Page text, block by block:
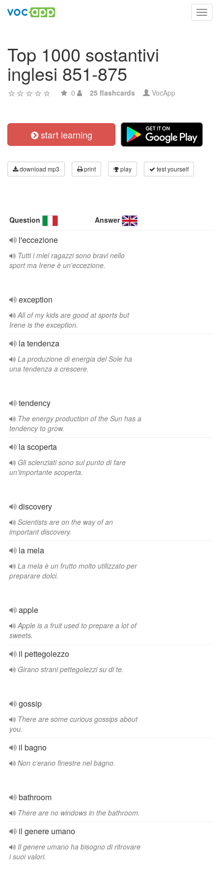
Top 1000 sostantivi
inglesi 851-875
0 25 flashcards VocApp
start learning
download mp3 print play test yourself
Question Answer
l'eccezione
Tutti i miei ragazzi sono bravi nello
sport ma Irene è un'eccezione.
exception
All of my kids are good at sports but
Irene is the exception.
la tendenza
La produzione di energia del Sole ha
una tendenza a crescere.
tendency
The energy production of the Sun has a
tendency to grow.
la scoperta
Gli scienziati sono sul punto di fare
un'importante scoperta.
discovery
Scientists are on the way of an
important discovery.
la mela
La mela è un frutto molto utilizzato per
preparare dolci.
apple
Apple is a fruit used to prepare a lot of
sweets.
il pettegolezzo
Girano strani pettegolezzi su di te.
gossip
There are some curious gossips about
you.
il bagno
Non c'erano finestre nel bagno.
bathroom
There are no windows in the bathroom.
il genere umano
Il genere umano ha bisogno di ritrovare
i suoi valori.